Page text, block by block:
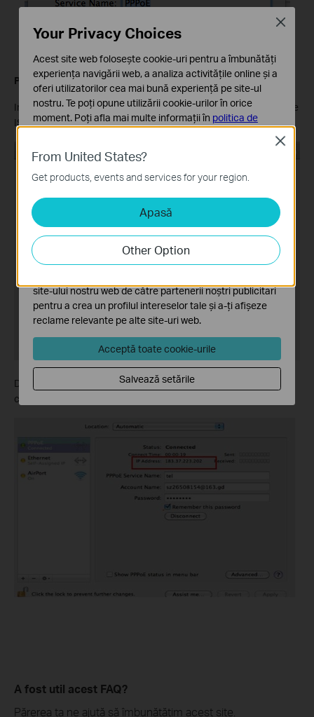
Pasul5:
Introduceţi numele de utilizatorşiparolacare sunt furnizate de
ISP, şi apoi daţi click peApplyşi Connect
Dacă procesul se realizează cu succes, veţi vizualiza adresa IP
care este afişată la fel ca mai jos:
A fost util acest FAQ?
Părerea ta ne ajută să îmbunătățim acest site.
From United States?
Get products, events and services for your region.
Apasă
Other Option
Close
Your Privacy Choices
Acest site web folosește cookie-uri pentru a îmbunătăți
experiența navigării web, a analiza activitățile online și a
oferi utilizatorilor cea mai bună experiență pe site-ul
nostru. Te poți opune utilizării cookie-urilor în orice
moment. Poți afla mai multe informații în politica de
Cookie-uri de bază
Aceste cookie-uri sunt necesare pentru funcționarea
site-ului web și nu pot fi dezactivate în sistemele tale
Cookie-uri de analiză și marketing
Cookie-urile de analiză ne permit să analizăm activitățile
tale de pe site-ul nostru web a îmbunătăți și ajusta
funcționalitatea site-ului.
site-ului nostru web de către partenerii noștri publicitari
pentru a crea un profilul intereselor tale și a-ți afișeze
reclame relevante pe alte site-uri web.
Acceptă toate cookie-urile
Salvează setările
Close